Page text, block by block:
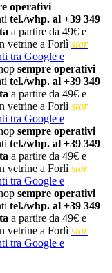
operativi
tel./whp. al +39 349
a partire da 49€ e
vetrine a Forlì star
tra Google e
sempre operativi
tel./whp. al +39 349
a partire da 49€ e
vetrine a Forlì star
tra Google e
sempre operativi
tel./whp. al +39 349
a partire da 49€ e
vetrine a Forlì star
tra Google e
sempre operativi
tel./whp. al +39 349
a partire da 49€ e
vetrine a Forlì star
tra Google e